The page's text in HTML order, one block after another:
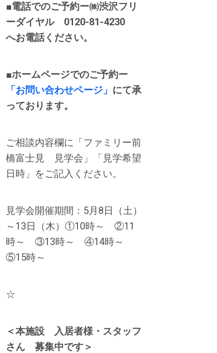
■電話でのご予約ー㈱渋沢フリ
ーダイヤル 0120-81-4230
へお電話ください。
■ホームページでのご予約ー
「お問い合わせページ」 にて承
っております。
ご相談内容欄に「ファミリー前
橋富士見 見学会」「見学希望
日時」をご記入ください。
見学会開催期間：5月8日（土）
～13日（木）①10時～ ②11
時～ ③13時～ ④14時～
⑤15時～
☆
＜本施設 入居者様・スタッフ
さん 募集中です＞